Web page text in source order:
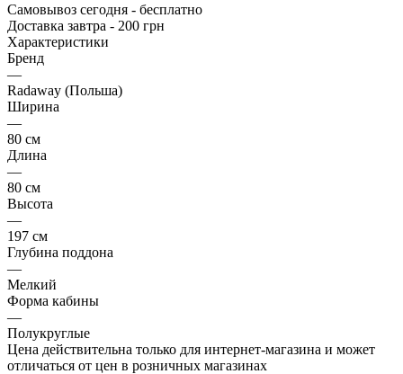
Самовывоз сегодня - бесплатно
Доставка завтра - 200 грн
Характеристики
Бренд
—
Radaway (Польша)
Ширина
—
80 см
Длина
—
80 см
Высота
—
197 см
Глубина поддона
—
Мелкий
Форма кабины
—
Полукруглые
Цена действительна только для интернет-магазина и может
отличаться от цен в розничных магазинах